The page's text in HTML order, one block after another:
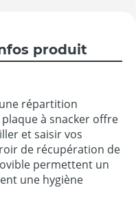
produit
répartition
à snacker offre
et saisir vos
de récupération de
permettent un
une hygiène